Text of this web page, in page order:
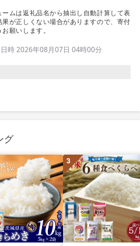
ムは返礼品名から抽出し自動計算して表
が正しくない場合がありますので、寄付
願いします。
時 2026年08月07日 04時00分
グ
3